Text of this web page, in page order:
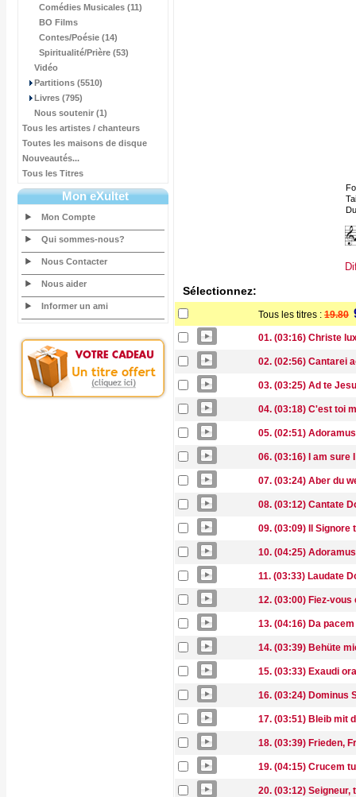
Comédies Musicales (11)
BO Films
Contes/Poésie (14)
Spiritualité/Prière (53)
Vidéo
Partitions (5510)
Livres (795)
Nous soutenir (1)
Tous les artistes / chanteurs
Toutes les maisons de disque
Nouveautés...
Tous les Titres
Mon eXultet
Mon Compte
Qui sommes-nous?
Nous Contacter
Nous aider
Informer un ami
Sélectionnez:
Tous les titres : 19.80
01. (03:16) Christe
02. (02:56) Cantarei
03. (03:25) Ad te
04. (03:18) C'est toi
05. (02:51)
06. (03:16) I am sure
07. (03:24) Aber du
08. (03:12) Cantate
09. (03:09) Il Signore
10. (04:25)
11. (03:33) Laudate
12. (03:00) Fiez-vous
13. (04:16) Da
14. (03:39) Behüte
15. (03:33) Exaudi
16. (03:24) Dominus
17. (03:51) Bleib mit
18. (03:39) Frieden,
19. (04:15) Crucem
20. (03:12) Seigneur,